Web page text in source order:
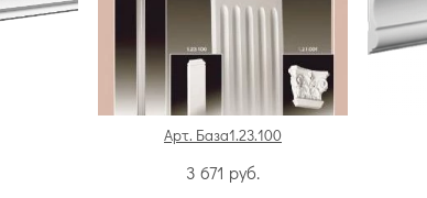
Арт. База1.23.100
3 671 руб.